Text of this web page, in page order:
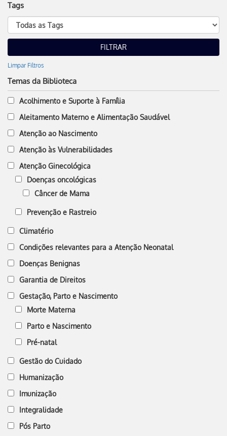
Tags
Limpar Filtros
Temas da Biblioteca
Acolhimento e Suporte à Família
Aleitamento Materno e Alimentação Saudável
Atenção ao Nascimento
Atenção às Vulnerabilidades
Atenção Ginecológica
Doenças oncológicas
Câncer de Mama
Prevenção e Rastreio
Climatério
Condições relevantes para a Atenção Neonatal
Doenças Benignas
Garantia de Direitos
Gestação, Parto e Nascimento
Morte Materna
Parto e Nascimento
Pré-natal
Gestão do Cuidado
Humanização
Imunização
Integralidade
Pós Parto